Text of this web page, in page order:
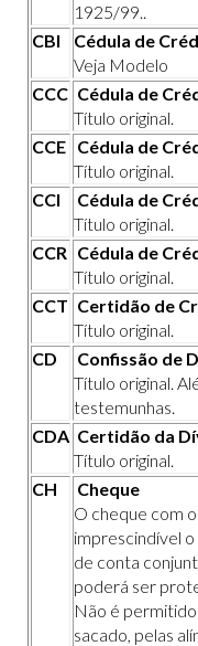
1925/99..
CBI
Cédula de
Veja Modelo
CCC Cédula de
Título original.
CCE Cédula de
Título original.
CCI
Cédula de
Título original.
CCR Cédula de
Título original.
CCT Certidão de
Título original.
CD
Confissão de
Título original.
testemunhas.
CDA Certidão da
Título original.
CH
Cheque
O cheque com
imprescindível
de conta
poderá ser
Não é
sacado, pelas